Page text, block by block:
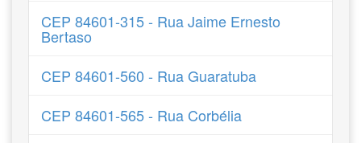
CEP 84601-315 - Rua Jaime Ernesto
Bertaso
CEP 84601-560 - Rua Guaratuba
CEP 84601-565 - Rua Corbélia